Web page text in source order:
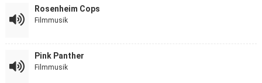
Rosenheim Cops
Filmmusik
Pink Panther
Filmmusik